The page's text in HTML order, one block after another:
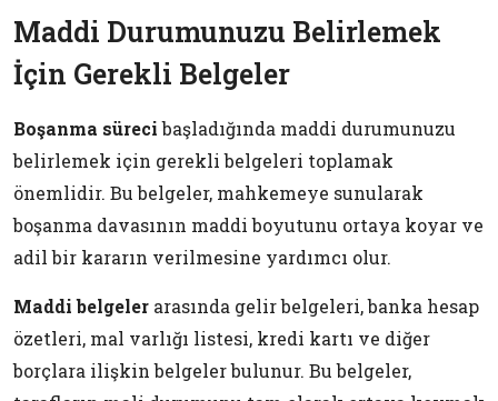
Maddi Durumunuzu Belirlemek
İçin Gerekli Belgeler
Boşanma sürecibaşladığında maddi durumunuzu
belirlemek için gerekli belgeleri toplamak
önemlidir. Bu belgeler, mahkemeye sunularak
boşanma davasının maddi boyutunu ortaya koyar ve
adil bir kararın verilmesine yardımcı olur.
Maddi belgeler arasında gelir belgeleri, banka hesap
özetleri, mal varlığı listesi, kredi kartı ve diğer
borçlara ilişkin belgeler bulunur. Bu belgeler,